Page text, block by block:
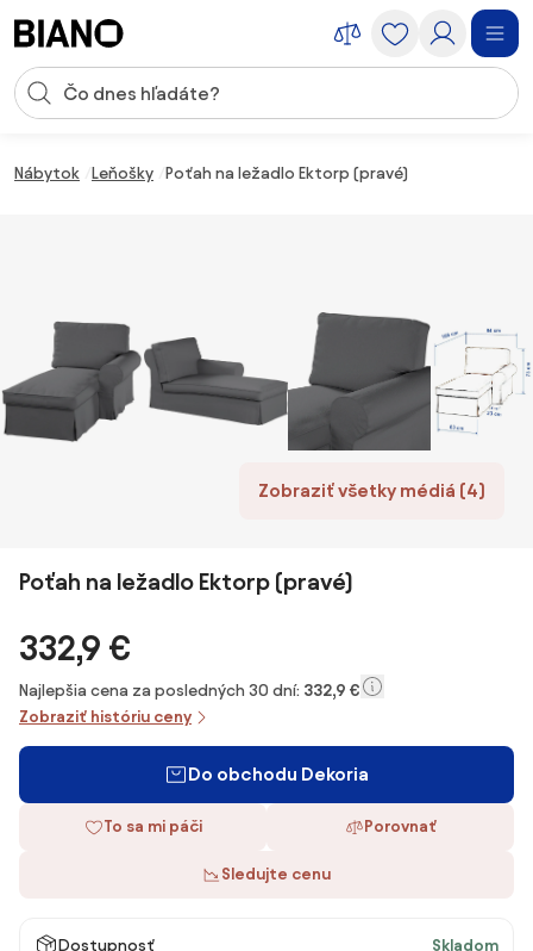
Vstup pre vyhľadávanie
Nábytok Leňošky Poťah na ležadlo Ektorp (pravé)
Zobraziť všetky médiá (4)
Poťah na ležadlo Ektorp (pravé)
332,9 €
Najlepšia cena za posledných 30 dní: 332,9 €
Zobraziť históriu ceny
Do obchodu Dekoria
To sa mi páči Porovnať
Sledujte cenu
Dostupnosť Skladom